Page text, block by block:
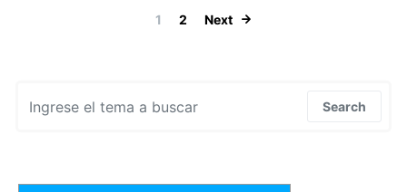
Navegación
1 2 Next
Search